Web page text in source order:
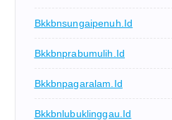
Bkkbnsungaipenuh.id
Bkkbnprabumulih.id
Bkkbnpagaralam.id
Bkkbnlubuklinggau.id